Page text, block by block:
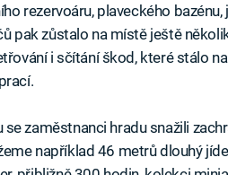
rezervoáru, plaveckého
pak zůstalo na místě ještě
i sčítání škod, které stálo
se zaměstnanci hradu snažili
například 46 metrů dlouhý